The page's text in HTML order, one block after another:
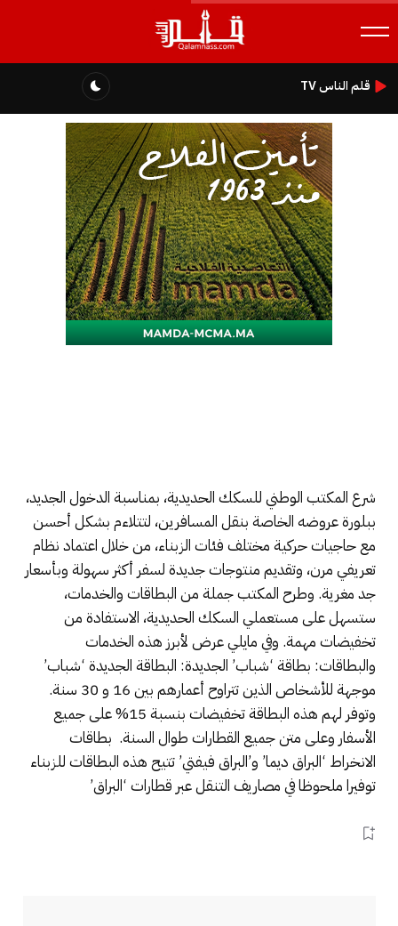
قلم الناس TV
شرع المكتب الوطني للسكك الحديدية، بمناسبة الدخول الجديد،
ببلورة عروضه الخاصة بنقل المسافرين، لتتلاءم بشكل أحسن
مع حاجيات حركية مختلف فئات الزبناء، من خلال اعتماد نظام
تعريفي مرن، وتقديم منتوجات جديدة لسفر أكثر سهولة وبأسعار
جد مغرية. وطرح المكتب جملة من البطاقات والخدمات،
ستسهل على مستعملي السكك الحديدية، الاستفادة من
تخفيضات مهمة. وفي مايلي عرض لأبرز هذه الخدمات
والبطاقات: بطاقة ‘شباب’ الجديدة: البطاقة الجديدة ‘شباب’
موجهة للأشخاص الذين تتراوح أعمارهم بين 16 و 30 سنة.
وتوفر لهم هذه البطاقة تخفيضات بنسبة 15% على جميع
الأسفار وعلى متن جميع القطارات طوال السنة. بطاقات
الانخراط ‘البراق ديما’ و’البراق فيفتي’ تتيح هذه البطاقات للزبناء
توفيرا ملحوظا في مصاريف التنقل عبر قطارات ‘البراق’